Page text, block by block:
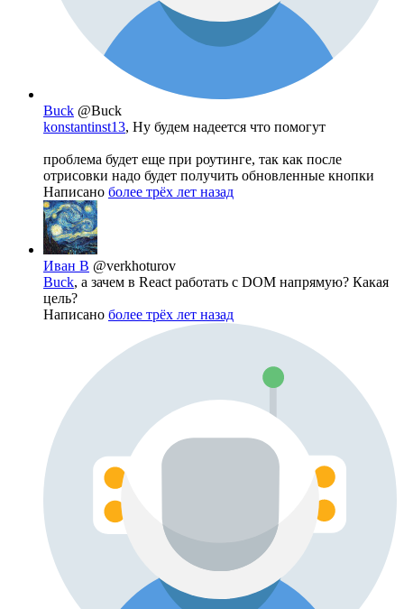
Buck @Buck
konstantinst13, Ну будем надеется что помогут
проблема будет еще при роутинге, так как после
отрисовки надо будет получить обновленные кнопки
Написано более трёх лет назад
Иван В @verkhoturov
Buck, а зачем в React работать с DOM напрямую? Какая
цель?
Написано более трёх лет назад